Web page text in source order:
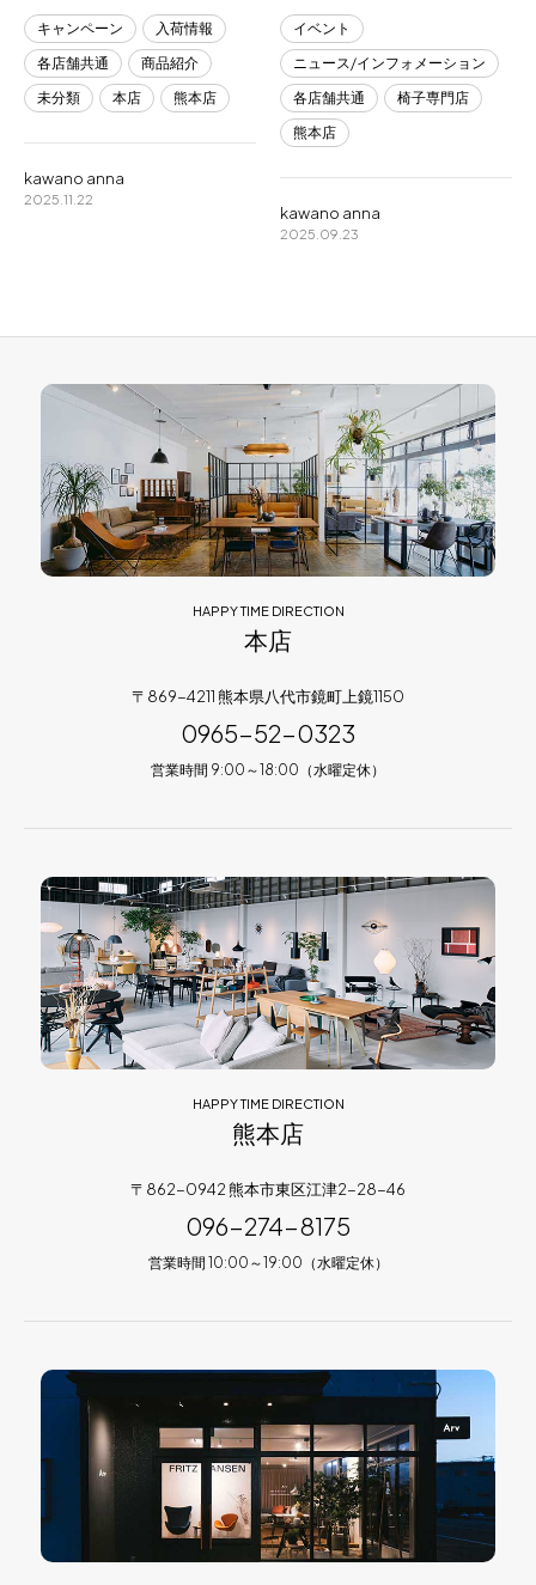
キャンペーン
入荷情報
各店舗共通
商品紹介
未分類
本店 熊本店
kawano anna
2025.11.22
イベント
ニュース/インフォメーション
各店舗共通
椅子専門店
熊本店
kawano anna
2025.09.23
HAPPY TIME DIRECTION
本店
〒869-4211 熊本県八代市鏡町上鏡1150
0965-52-0323
営業時間 9:00～18:00（水曜定休）
HAPPY TIME DIRECTION
熊本店
〒862-0942 熊本市東区江津2-28-46
096-274-8175
営業時間 10:00～19:00（水曜定休）